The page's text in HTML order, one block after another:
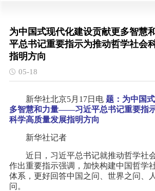
为中国式现代化建设贡献更多智
平总书记重要指示为推动哲学社会
指明方向
05-18
新华社北京5月17日电 题：为中国
多智慧和力量——习近平总书记重要指
科学高质量发展指明方向
新华社记者
近日，习近平总书记就推动哲学社
作出重要指示强调，加快构建中国哲学
体系，更好回答中国之问、世界之问、
问。